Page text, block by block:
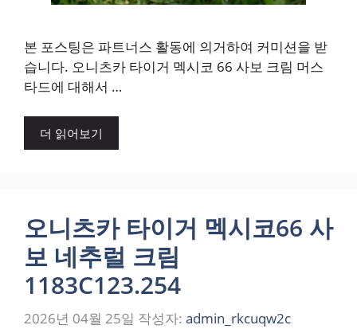
본 포스팅은 파트너스 활동에 의거하여 커미션을 받
습니다. 오니츠카 타이거 멕시코 66 사보 크림 머스
타드에 대해서 …
더 읽어보기
오니츠카 타이거 멕시코66 사
보 네추럴 크림
1183C123.254
2026년 04월 25일 작성자: admin_rkcuqw2c